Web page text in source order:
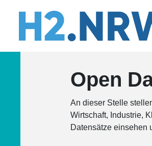
Open
An dieser Stelle
Wirtschaft, Industrie,
Datensätze einsehen